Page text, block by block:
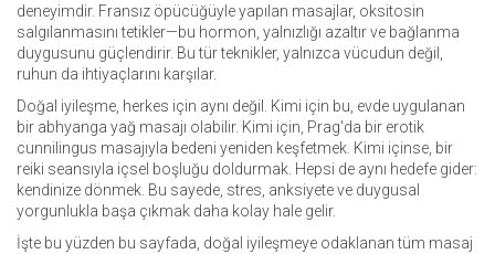
deneyimdir. Fransız öpücüğüyle yapılan masajlar, oksitosin
salgılanmasını tetikler—bu hormon, yalnızlığı azaltır ve bağlanma
duygusunu güçlendirir. Bu tür teknikler, yalnızca vücudun değil,
ruhun da ihtiyaçlarını karşılar.
Doğal iyileşme, herkes için aynı değil. Kimi için bu, evde uygulanan
bir abhyanga yağ masajı olabilir. Kimi için, Prag'da bir erotik
cunnilingus masajıyla bedeni yeniden keşfetmek. Kimi içinse, bir
reiki seansıyla içsel boşluğu doldurmak. Hepsi de aynı hedefe gider:
kendinize dönmek. Bu sayede, stres, anksiyete ve duygusal
yorgunlukla başa çıkmak daha kolay hale gelir.
İşte bu yüzden bu sayfada, doğal iyileşmeye odaklanan tüm masaj